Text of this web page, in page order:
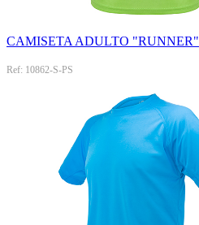
CAMISETA ADULTO "RUNNER"
Ref: 10862-S-PS